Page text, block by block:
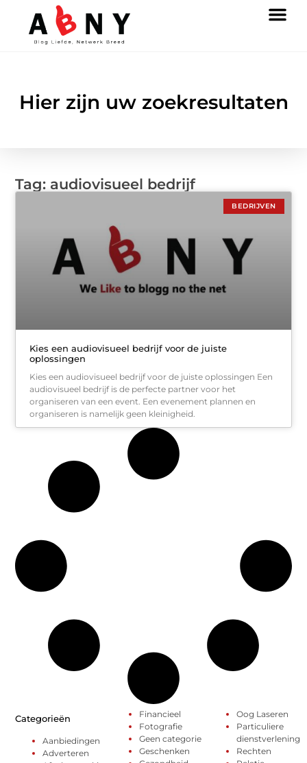
Hier zijn uw zoekresultaten
Tag: audiovisueel bedrijf
BEDRIJVEN
Kies een audiovisueel bedrijf voor de juiste
oplossingen
Kies een audiovisueel bedrijf voor de juiste oplossingen Een
audiovisueel bedrijf is de perfecte partner voor het
organiseren van een event. Een evenement plannen en
organiseren is namelijk geen kleinigheid.
Categorieën
Aanbiedingen
Adverteren
Financieel
Fotografie
Geen categorie
Geschenken
Oog Laseren
Particuliere
dienstverlening
Rechten